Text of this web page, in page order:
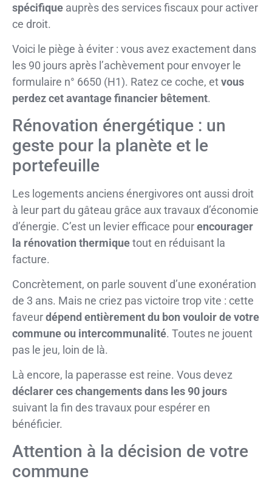
spécifique auprès des services fiscaux pour activer
ce droit.
Voici le piège à éviter : vous avez exactement dans
les 90 jours après l’achèvement pour envoyer le
formulaire n° 6650 (H1). Ratez ce coche, etvous
perdez cet avantage financier bêtement.
Rénovation énergétique : un
geste pour la planète et le
portefeuille
Les logements anciens énergivores ont aussi droit
à leur part du gâteau grâce aux travaux d’économie
d’énergie. C’est un levier efficace pourencourager
la rénovation thermiquetout en réduisant la
facture.
Concrètement, on parle souvent d’une exonération
de 3 ans. Mais ne criez pas victoire trop vite : cette
faveurdépend entièrement du bon vouloir de votre
commune ou intercommunalité. Toutes ne jouent
pas le jeu, loin de là.
Là encore, la paperasse est reine. Vous devez
déclarer ces changements dans les 90 jours
suivant la fin des travaux pour espérer en
bénéficier.
Attention à la décision de votre
commune